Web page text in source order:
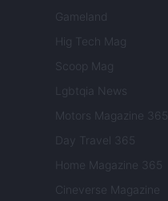
Gameland
Hig Tech Mag
Scoop Mag
Lgbtqia News
Motors Magazine 365
Day Travel 365
Home Magazine 365
Cineverse Magazine